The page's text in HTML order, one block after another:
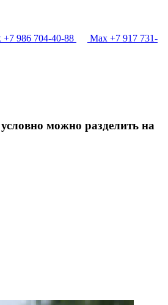
+7 986 704-40-88
Max +7 917 731-
можно разделить на